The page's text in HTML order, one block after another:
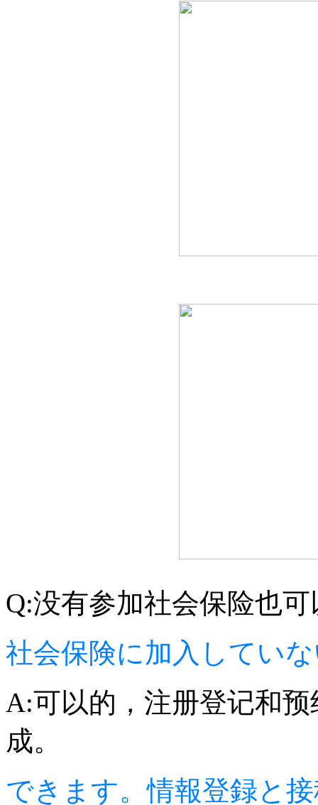
Q:没有参加社会保险也
社会保険に加入してい
A:可以的，注册登记和
成。
できます。情報登録と